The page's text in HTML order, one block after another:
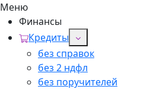
Меню
Финансы
Кредиты
без справок
без 2 ндфл
без поручителей